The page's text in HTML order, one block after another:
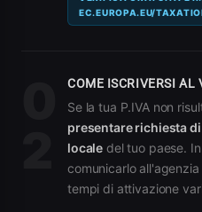
EC.EUROPA.EU/
COME ISCRIVERSI AL
Se la tua P.IVA non
presentare richiesta
locale del tuo paese.
comunicarlo
tempi di attivazione